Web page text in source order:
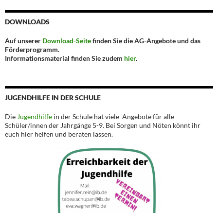
DOWNLOADS
Auf unserer Download-Seitefinden Sie die AG-Angebote und das
Förderprogramm.
Informationsmaterial finden Sie zudem hier.
JUGENDHILFE IN DER SCHULE
Die Jugendhilfe in der Schule hat viele Angebote für alle
Schüler/innen der Jahrgänge 5-9. Bei Sorgen und Nöten könnt ihr
euch hier helfen und beraten lassen.